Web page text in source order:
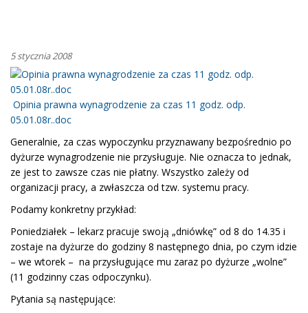
5 stycznia 2008
Opinia prawna wynagrodzenie za czas 11 godz. odp.
05.01.08r..doc
Generalnie, za czas wypoczynku przyznawany bezpośrednio po
dyżurze wynagrodzenie nie przysługuje. Nie oznacza to jednak,
ze jest to zawsze czas nie płatny. Wszystko zależy od
organizacji pracy, a zwłaszcza od tzw. systemu pracy.
Podamy konkretny przykład:
Poniedziałek – lekarz pracuje swoją „dniówkę” od 8 do 14.35 i
zostaje na dyżurze do godziny 8 następnego dnia, po czym idzie
– we wtorek – na przysługujące mu zaraz po dyżurze „wolne”
(11 godzinny czas odpoczynku).
Pytania są następujące: